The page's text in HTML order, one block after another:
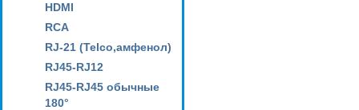
HDMI
RCA
RJ-21 (Telco,амфенол)
RJ45-RJ12
RJ45-RJ45 обычные
180°